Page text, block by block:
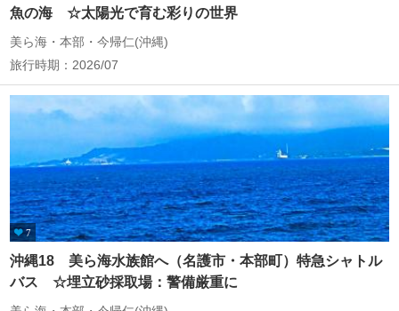
魚の海 ☆太陽光で育む彩りの世界
美ら海・本部・今帰仁(沖縄)
旅行時期：2026/07
7
沖縄18 美ら海水族館へ（名護市・本部町）特急シャトル
バス ☆埋立砂採取場：警備厳重に